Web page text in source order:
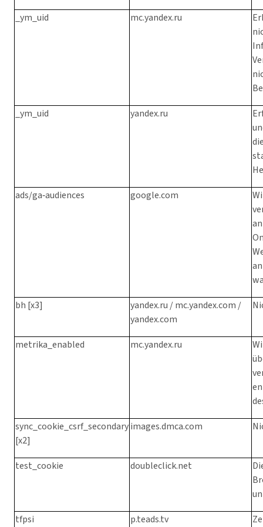
_ym_uid
mc.yandex.ru
_ym_uid
yandex.ru
ads/ga‑audiences
google.com
bh [x3]
yandex.ru / mc.yandex.com /
yandex.com
metrika_enabled mc.yandex.ru
sync_cookie_csrf_secondary
[x2]
images.dmca.com
test_cookie doubleclick.net
tfpsi
p.teads.tv